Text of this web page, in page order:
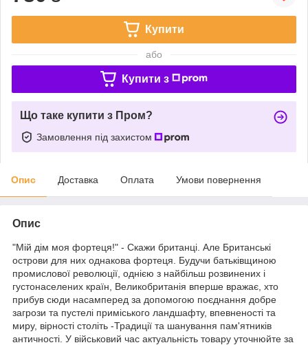
Купити
або
Купити з
Що таке купити з Пром?
Замовлення під захистом
Опис Доставка Оплата Умови повернення
Опис
"Мій дім моя фортеця!" - Скажи британці. Але Британські
острови для них однакова фортеця. Будучи батьківщиною
промислової революції, однією з найбільш розвинених і
густонаселених країн, Великобританія вперше вражає, хто
прибув сюди насамперед за допомогою поєднання добре
загрози та пустелі приміського ландшафту, впевненості та
миру, вірності століть -Традиції та шанування пам'ятників
античності. У військовий час актуальність товару уточнюйте за